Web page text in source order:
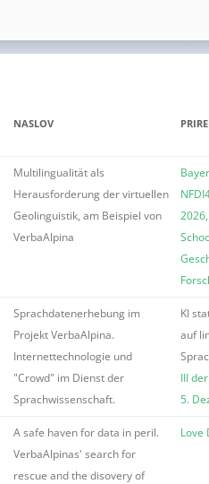
NASLOV
Multilingualität als
Herausforderung der virtuellen
Geolinguistik, am Beispiel von
VerbaAlpina
Sprachdatenerhebung im
Projekt VerbaAlpina.
Internettechnologie und
"Crowd" im Dienst der
Sprachwissenschaft.
KI
auf
III
5.
A safe haven for data in peril.
VerbaAlpinas' search for
rescue and the disovery of
Love